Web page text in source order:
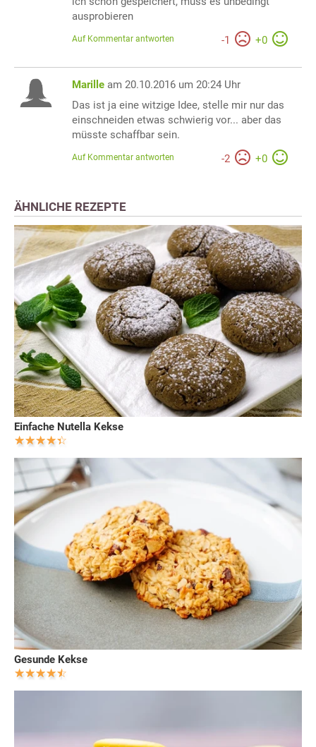
ausprobieren
-1 +0
Auf Kommentar antworten
Marille am 20.10.2016 um 20:24 Uhr
Das ist ja eine witzige Idee, stelle mir nur das
einschneiden etwas schwierig vor... aber das
müsste schaffbar sein.
-2 +0
Auf Kommentar antworten
ÄHNLICHE REZEPTE
Einfache Nutella Kekse
Gesunde Kekse